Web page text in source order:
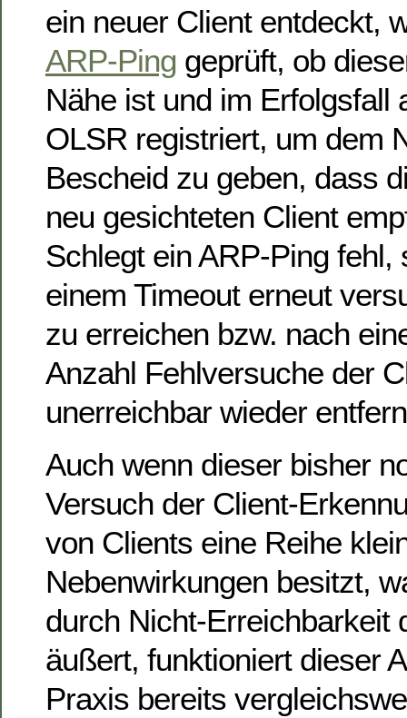
ein neuer Client entdeckt,
ARP-Ping geprüft, ob
Nähe ist und im Erfolgsfall
OLSR registriert, um dem
Bescheid zu geben, dass
neu gesichteten Client
Schlegt ein ARP-Ping fehl,
einem Timeout erneut
zu erreichen bzw. nach
Anzahl Fehlversuche der
unerreichbar wieder
Auch wenn dieser bisher
Versuch der Client-
von Clients eine Reihe
Nebenwirkungen besitzt,
durch Nicht-Erreichbarkeit
äußert, funktioniert dieser
Praxis bereits